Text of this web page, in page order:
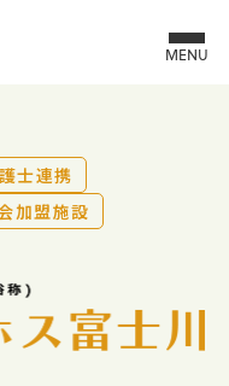
MENU
士連携
加盟施設